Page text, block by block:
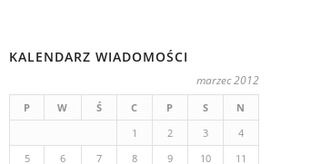
KALENDARZ WIADOMOŚCI
marzec 2012
P W Ś C P S
N
1
2 3
4
5
6 7 8 9 10
11